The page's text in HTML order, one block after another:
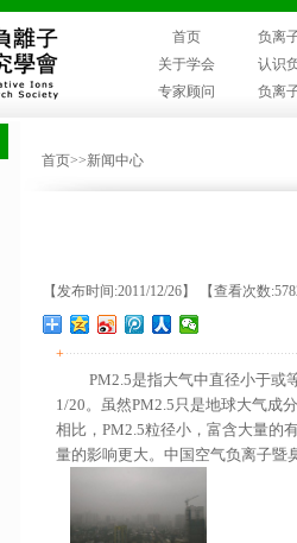
首页
负离
关于学会
认识
专家顾问
负离
首页>>新闻中心
【发布时间:2011/12/26】 【查看次数
+
PM2.5是指大气中直径小于或
1/20。虽然PM2.5只是地球大气成
相比， PM2.5粒径小，富含大量的
量的影响更大。中国空气负离子暨